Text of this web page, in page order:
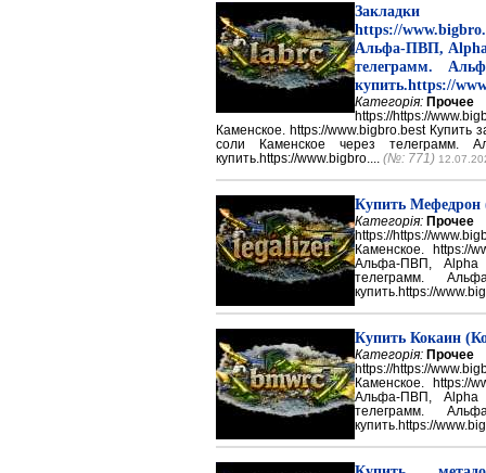
Закладки
https://
Альфа-ПВП, Alpha
телеграмм.
купить.https://
Категорія: Прочее
https://https://
Каменское. https://www.bigbro.best Купить
соли Каменское через телеграмм.
купить.https://www.bigbro.... (№: 771)
Купить
Категорія: Прочее
https://https://
Каменское. https://
Альфа-ПВП, Alpha
телеграмм.
купить.https://
Купить Кокаин
Категорія: Прочее
https://https://
Каменское. https://
Альфа-ПВП, Alpha
телеграмм.
купить.https://